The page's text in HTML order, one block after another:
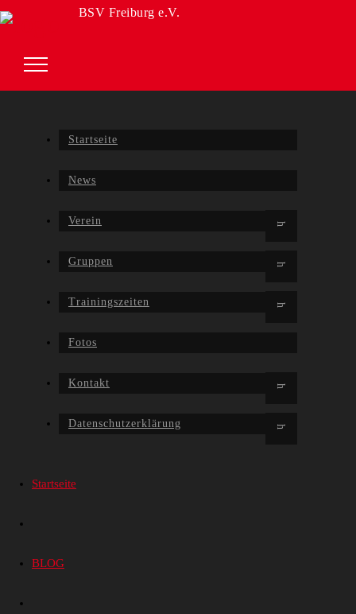
BSV Freiburg e.V.
Startseite
News
Verein
Gruppen
Trainingszeiten
Fotos
Kontakt
Datenschutzerklärung
Startseite
BLOG